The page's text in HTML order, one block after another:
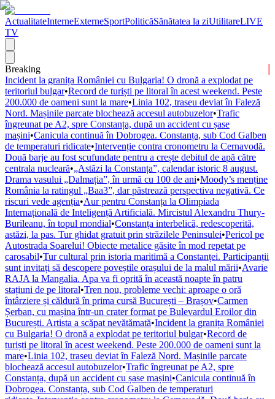
ActualitateInterneExterneSportPoliticăSănătatea la ziUtilitareLIVE
TV
Breaking
Incident la granița României cu Bulgaria! O dronă a explodat pe
teritoriul bulgar•Record de turiști pe litoral în acest weekend. Peste
200.000 de oameni sunt la mare•Linia 102, traseu deviat în Faleză
Nord. Mașinile parcate blochează accesul autobuzelor•Trafic
îngreunat pe A2, spre Constanța, după un accident cu șase
mașini•Canicula continuă în Dobrogea. Constanța, sub Cod Galben
de temperaturi ridicate•Intervenție contra cronometru la Cernavodă.
Două barje au fost scufundate pentru a crește debitul de apă către
centrala nucleară•„Astăzi la Constanța”, calendar istoric 8 august.
Drama vasului „Dalmația”, în urmă cu 100 de ani•Moody’s menține
România la ratingul „Baa3”, dar păstrează perspectiva negativă. Ce
riscuri vede agenția•Aur pentru Constanța la Olimpiada
Internațională de Inteligență Artificială. Mircistul Alexandru Thury-
Burileanu, în topul mondial•Constanța interbelică, redescoperită,
astăzi, la pas. Tur ghidat gratuit prin străzilele Peninsulei•Pericol pe
Autostrada Soarelui! Obiecte metalice găsite în mod repetat pe
carosabil•Tur cultural prin istoria maritimă a Constanței. Participanții
sunt invitați să descopere poveștile orașului de la malul mării•Avarie
RAJA la Mangalia. Apa va fi oprită în această noapte în patru
stațiuni de pe litoral•Tren nou, probleme vechi: aproape o oră
întârziere și căldură în prima cursă București – Brașov•Carmen
Șerban, cu mașina într-un crater format pe Bulevardul Eroilor din
București. Artista a scăpat nevătămată•Incident la granița României
cu Bulgaria! O dronă a explodat pe teritoriul bulgar•Record de
turiști pe litoral în acest weekend. Peste 200.000 de oameni sunt la
mare•Linia 102, traseu deviat în Faleză Nord. Mașinile parcate
blochează accesul autobuzelor•Trafic îngreunat pe A2, spre
Constanța, după un accident cu șase mașini•Canicula continuă în
Dobrogea. Constanța, sub Cod Galben de temperaturi